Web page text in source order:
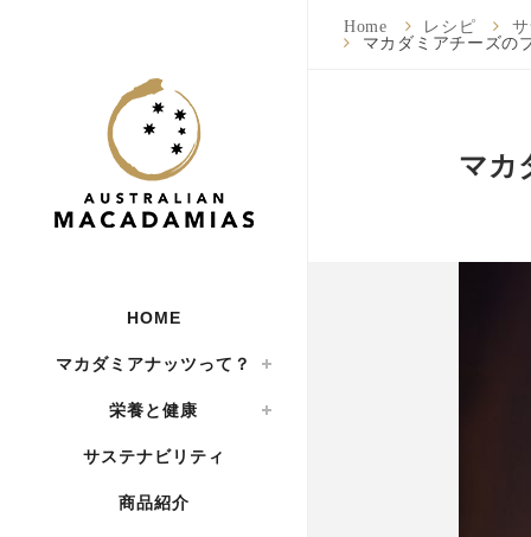
HOME
マカダミアナッツって？
栄養と健康
サステナビリティ
商品紹介
Home レシピ
マカダミアチーズの
マカ